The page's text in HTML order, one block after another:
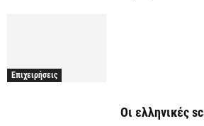
Επιχειρήσεις
Οι ελληνικές